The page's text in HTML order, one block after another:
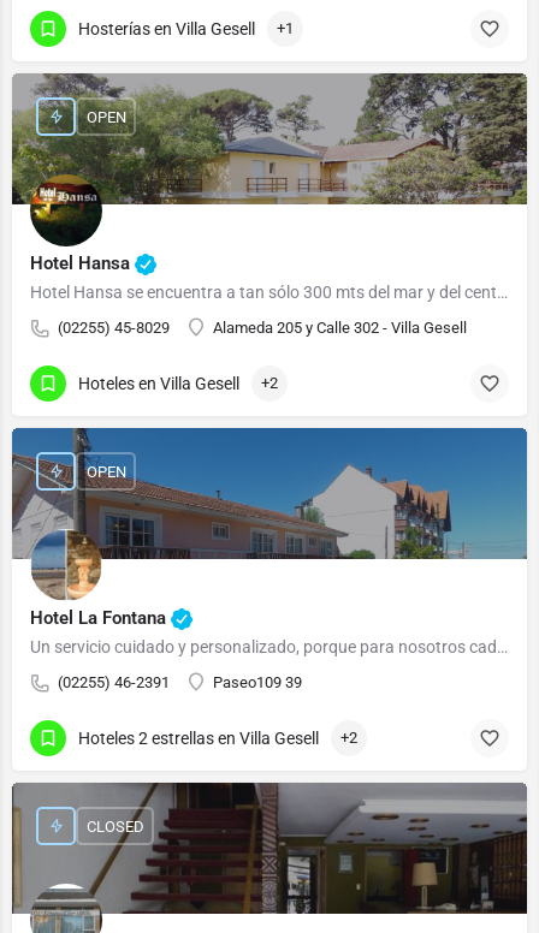
Hosterías en Villa Gesell +1
Hotel Hansa
Hotel Hansa se encuentra a tan sólo 300 mts del mar y del centro de la ciudad.
(02255) 45-8029 Alameda 205 y Calle 302 - Villa Gesell
OPEN
Hoteles en Villa Gesell +2
Hotel La Fontana
Un servicio cuidado y personalizado, porque para nosotros cada cliente es importante
(02255) 46-2391 Paseo109 39
OPEN
Hoteles 2 estrellas en Villa Gesell +2
CLOSED